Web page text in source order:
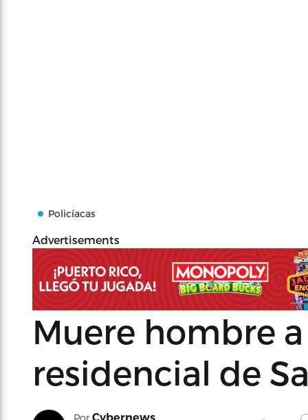
Policíacas
Advertisements
Muere hombre
residencial de
Por